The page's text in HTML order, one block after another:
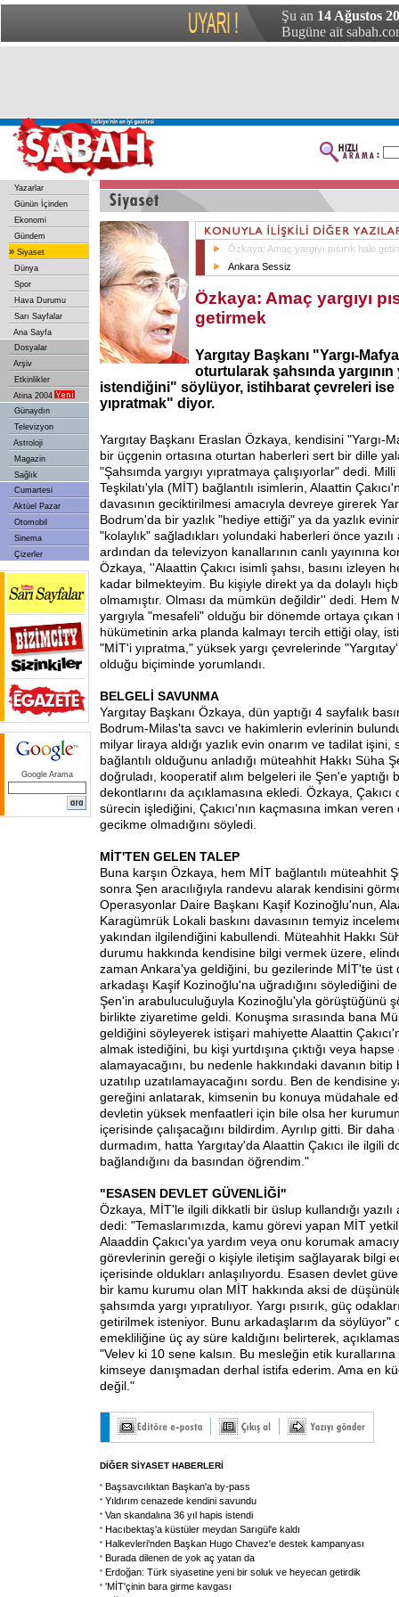
Şu an 14 Ağustos
Bugüne ait
Yazarlar
Günün İçinden
Ekonomi
Gündem
» Siyaset
Dünya
Spor
Hava Durumu
Sarı Sayfalar
Ana Sayfa
Dosyalar
Arşiv
Etkinlikler
Atina 2004
Günaydın
Televizyon
Astroloji
Magazin
Sağlık
Cumartesi
Aktüel Pazar
Otomobil
Sinema
Çizerler
Google Arama
Özkaya: Amaç yargıyı pısırık hale
Ankara Sessiz
Özkaya: Amaç yargıyı
getirmek
Yargıtay Başkanı "Yargı-
oturtularak şahsında yargının
istendiğini" söylüyor, istihbarat çevreleri ise
yıpratmak" diyor.
Yargıtay Başkanı Eraslan Özkaya, kendisini "Yargı-
bir üçgenin ortasına oturtan haberleri sert bir dille
"Şahsımda yargıyı yıpratmaya çalışıyorlar" dedi.
Teşkilatı'yla (MİT) bağlantılı isimlerin, Alaattin
davasının geciktirilmesi amacıyla devreye girerek
Bodrum'da bir yazlık "hediye ettiği" ya da yazlık
"kolaylık" sağladıkları yolundaki haberleri önce yazılı
ardından da televizyon kanallarının canlı yayınına
Özkaya, ''Alaattin Çakıcı isimli şahsı, basını izleyen
kadar bilmekteyim. Bu kişiyle direkt ya da dolaylı
olmamıştır. Olması da mümkün değildir'' dedi. Hem
yargıyla "mesafeli" olduğu bir dönemde ortaya çıkan
hükümetinin arka planda kalmayı tercih ettiği olay,
"MİT'i yıpratma," yüksek yargı çevrelerinde
olduğu biçiminde yorumlandı.
BELGELİ SAVUNMA
Yargıtay Başkanı Özkaya, dün yaptığı 4 sayfalık
Bodrum-Milas'ta savcı ve hakimlerin evlerinin
milyar liraya aldığı yazlık evin onarım ve tadilat
bağlantılı olduğunu anladığı müteahhit Hakkı Süha
doğruladı, kooperatif alım belgeleri ile Şen'e yaptığı
dekontlarını da açıklamasına ekledi. Özkaya,
sürecin işlediğini, Çakıcı'nın kaçmasına imkan veren
gecikme olmadığını söyledi.
MİT'TEN GELEN TALEP
Buna karşın Özkaya, hem MİT bağlantılı müteahhit
sonra Şen aracılığıyla randevu alarak kendisini
Operasyonlar Daire Başkanı Kaşif Kozinoğlu'nun,
Karagümrük Lokali baskını davasının temyiz
yakından ilgilendiğini kabullendi. Müteahhit Hakkı
durumu hakkında kendisine bilgi vermek üzere,
zaman Ankara'ya geldiğini, bu gezilerinde MİT'te üst
arkadaşı Kaşif Kozinoğlu'na uğradığını söylediğini
Şen'in arabuluculuğuyla Kozinoğlu'yla görüştüğünü
birlikte ziyaretime geldi. Konuşma sırasında bana
geldiğini söyleyerek istişari mahiyette Alaattin
almak istediğini, bu kişi yurtdışına çıktığı veya
alamayacağını, bu nedenle hakkındaki davanın
uzatılıp uzatılamayacağını sordu. Ben de kendisine
gereğini anlatarak, kimsenin bu konuya müdahale
devletin yüksek menfaatleri için bile olsa her
içerisinde çalışacağını bildirdim. Ayrılıp gitti. Bir
durmadım, hatta Yargıtay'da Alaattin Çakıcı ile ilgili
bağlandığını da basından öğrendim."
"ESASEN DEVLET GÜVENLİĞİ"
Özkaya, MİT'le ilgili dikkatli bir üslup kullandığı yazılı
dedi: "Temaslarımızda, kamu görevi yapan MİT
Alaaddin Çakıcı'ya yardım veya onu korumak
görevlerinin gereği o kişiyle iletişim sağlayarak bilgi
içerisinde oldukları anlaşılıyordu. Esasen devlet
bir kamu kurumu olan MİT hakkında aksi de
şahsımda yargı yıpratılıyor. Yargı pısırık, güç
getirilmek isteniyor. Bunu arkadaşlarım da söylüyor"
emekliliğine üç ay süre kaldığını belirterek,
"Velev ki 10 sene kalsın. Bu mesleğin etik
kimseye danışmadan derhal istifa ederim. Ama en
değil."
DİĞER SİYASET HABERLERİ
Başsavcılıktan Başkan'a by-pass
Yıldırım cenazede kendini savundu
Van skandalına 36 yıl hapis istendi
Hacıbektaş'a küstüler meydan Sarıgül'e kaldı
Halkevleri'nden Başkan Hugo Chavez'e destek kampanyası
Burada dilenen de yok aç yatan da
Erdoğan: Türk siyasetine yeni bir soluk ve heyecan getirdik
'MİT'çinin bara girme kavgası